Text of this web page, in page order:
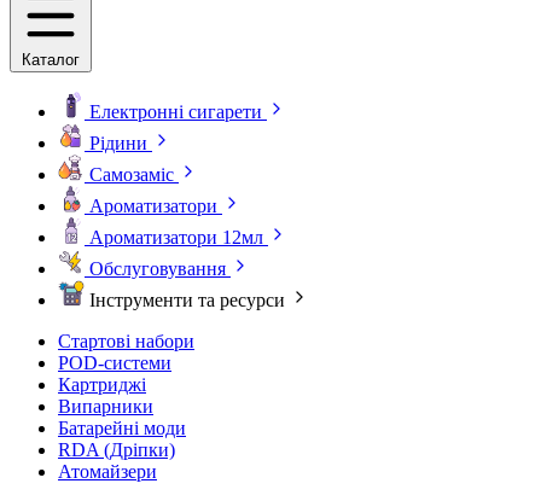
Каталог
Електронні сигарети
Рідини
Самозаміс
Ароматизатори
Ароматизатори 12мл
Обслуговування
Інструменти та ресурси
Стартові набори
POD-системи
Картриджі
Випарники
Батарейні моди
RDA (Дріпки)
Атомайзери